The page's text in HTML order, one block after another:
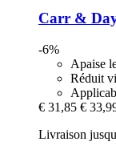
Carr &
-6%
Apaise
Réduit
€ 31,85 €
Livraison